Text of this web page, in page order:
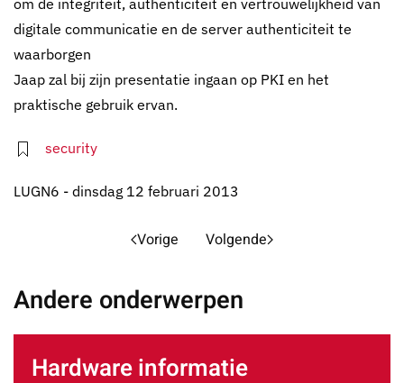
om de integriteit, authenticiteit en vertrouwelijkheid van
digitale communicatie en de server authenticiteit te
waarborgen
Jaap zal bij zijn presentatie ingaan op PKI en het
praktische gebruik ervan.
security
LUGN6 - dinsdag 12 februari 2013
Vorige Volgende
Andere onderwerpen
Hardware informatie